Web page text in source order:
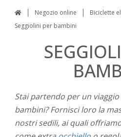
Negozio online
Biciclette
Seggiolini per bambini
Stai partendo per un
bambini? Fornisci loro la
nostri sedili, ai quali